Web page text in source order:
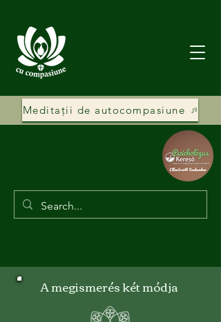
Meditații de autocompasiune
A megismerés két módja